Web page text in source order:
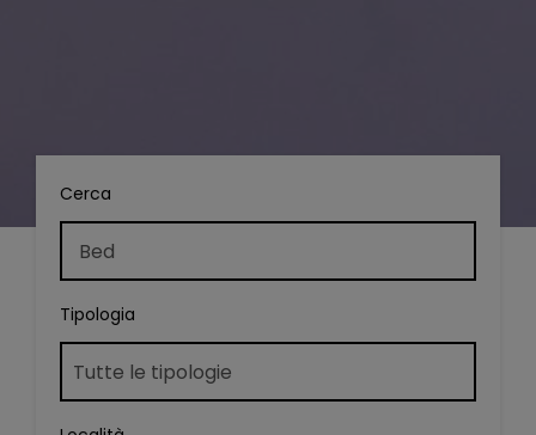
Cerca
Tipologia